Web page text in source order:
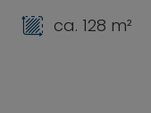
ca. 128 m²